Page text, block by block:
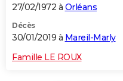
27/02/1972 à Orléans
Décès
30/01/2019 à Mareil-Marly
Famille LE ROUX